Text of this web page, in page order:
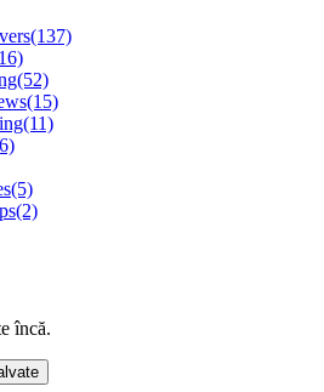
(137)
(52)
(15)
(11)
(5)
(2)
încă.